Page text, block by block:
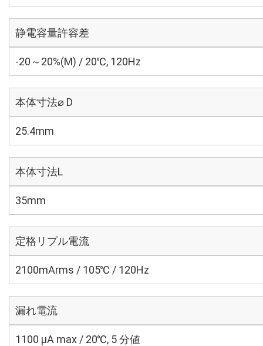
静電容量許容差
-20～20%(M) / 20℃, 120Hz
本体寸法⌀ D
25.4mm
本体寸法L
35mm
定格リプル電流
2100mArms / 105℃ / 120Hz
漏れ電流
1100 μA max / 20℃, 5 分値